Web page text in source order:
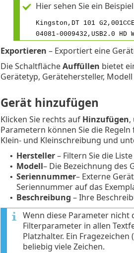
Hier sehen Sie ein
Kingston,DT 101
04081-0009432,USB2.0 HD
Exportieren – Exportiert eine
Die SchaltflächeAuffüllen bietet
Gerätetyp, Gerätehersteller,
Gerät hinzufügen
Klicken Sie rechts auf Hinzufügen,
Parametern können Sie die
Klein- und Kleinschreibung und
• Hersteller– Filtern Sie die
• Modell– Die Bezeichnung des
• Seriennummer– Externe
Seriennummer auf das
• Beschreibung – Ihre
Wenn diese Parameter
Filterparameter in allen
Platzhalter. Ein
beliebig viele Zeichen.